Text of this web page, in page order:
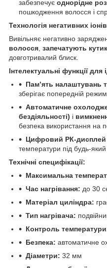
забезпечує однорідне
пошкодження волосся і
Технологія негативних іонів
Вивільняє негативно
волосся запечатують
довготривалий блиск.
Інтелектуальні функції
Пам’ять налаштувань
зберігає попередній режим.
Автоматичне
бездіяльності) і
безпека використання на
Цифровий РК-дисплей
температури під будь-який
Технічні специфікації:
Максимальна
Час нагрівання: до 30
Матеріал циліндра:
Тип нагрівача:
Контроль
Безпека: автоматичне
Діаметри: 32 мм